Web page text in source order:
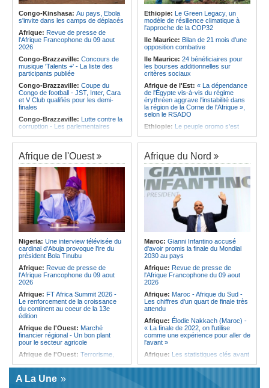
d'Ivoire et l'Algérie
Afrique:Le Maroc et l'Afrique du
Sud se retrouvent quatre ans après
la finale
Afrique:
Côte d'Ivoire - Algérie, un
qualifie pour la finale de la Coupe de
l'Amitié
Angola:Le MAT organise la
troisième édition de la Semaine du
développement local à Namibe
Congo-Kinshasa: Au pays, Ebola
s'invite dans les camps de déplacés
Afrique: Revue de presse de
l'Afrique Francophone du 09 aout
2026
Congo-Brazzaville: Concours de
musique 'Talents +' - La liste des
participants publiée
Congo-Brazzaville: Coupe du
Congo de football - JST, Inter, Cara
et V Club qualifiés pour les demi-
finales
Congo-Brazzaville: Lutte contre la
corruption - Les parlementaires
Congo-Brazzaville:Santé publique
- Ollombo réceptionne son hôpital de
référence
Congo-Brazzaville:
Lutte contre
les épidémies - Les employés de la
maison de retraite Kambissi en
formation
Congo-Brazzaville:Distinction -
Darrel Ornelle Elion Assiana promue
maître-assistant Cames
Afrique:Naomi Eto (Cameroun) - «
Face au Nigeria, nous donnerons
tout sur le terrain. »
Cameroun:Ngoh Ngoh, l'homme
qui signe à la place de Biya
Ethiopie: Le Green Legacy, un
modèle de résilience climatique à
l'approche de la COP32
Ile Maurice: Bilan de 21 mois d'une
opposition combative
Ile Maurice: 24 bénéficiaires pour
les bourses additionnelles sur
critères sociaux
Afrique de l'Est: « La dépendance
de l'Égypte vis-à-vis du régime
érythréen aggrave l'instabilité dans
la région de la Corne de l'Afrique »,
selon le RSADO
Ethiopie: Le peuple oromo s'est
Ethiopie:
« Le renforcement des
capacités de l'armée de l'air
éthiopienne consolide la dissuasion
nationale », déclare le commandant
en second
Afrique de l'Est:
« Les dirigeants
érythréens font obstacle à la stabilité
et au développement de la région »,
selon un professeur de l'université
Ile Maurice:
Dharam Gokhool -
«Kan mo vinn prezidan mo pa okip
mo sekirite»
Ile Maurice:
discret de Bel-Air face au vacarme
de Port-Louis
- Moins de cas, mais les virus
circulent toujours
Afrique de l'Ouest
Nigeria: Une interview télévisée du
cardinal d'Abuja provoque l'ire du
président Bola Tinubu
Afrique: Revue de presse de
l'Afrique Francophone du 09 aout
2026
Afrique: FT Africa Summit 2026 -
Le renforcement de la croissance
du continent au coeur de la 13e
édition
Afrique de l'Ouest: Marché
financier régional - Un bon plant
pour le secteur agricole
Afrique de l'Ouest: Terrorisme,
sonnette d'alarme
Sénégal:FERA - La DG sortante
Afrique du Nord
Maroc: Gianni Infantino accusé
d'avoir promis la finale du Mondial
2030 au pays
Afrique: Revue de presse de
l'Afrique Francophone du 09 aout
2026
Afrique: Maroc - Afrique du Sud -
Les chiffres d'un quart de finale très
attendu
Afrique: Élodie Nakkach (Maroc) -
« La finale de 2022, on l'utilise
comme une expérience pour aller de
l'avant »
Afrique: Les statistiques clés avant
d'Ivoire et l'Algérie
A La Une